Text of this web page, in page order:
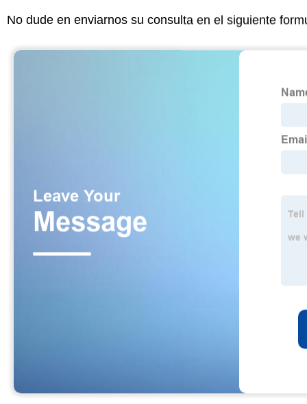
No dude en enviarnos su consulta en el siguiente